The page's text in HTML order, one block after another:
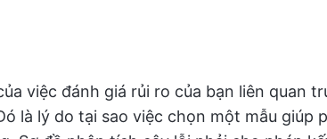
việc đánh giá rủi ro của bạn liên quan
là lý do tại sao việc chọn một mẫu giúp